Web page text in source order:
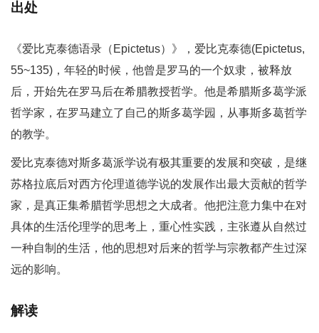
出处
《爱比克泰德语录（Epictetus）》，爱比克泰德(Epictetus,
55~135)，年轻的时候，他曾是罗马的一个奴隶，被释放
后，开始先在罗马后在希腊教授哲学。他是希腊斯多葛学派
哲学家，在罗马建立了自己的斯多葛学园，从事斯多葛哲学
的教学。
爱比克泰德对斯多葛派学说有极其重要的发展和突破，是继
苏格拉底后对西方伦理道德学说的发展作出最大贡献的哲学
家，是真正集希腊哲学思想之大成者。他把注意力集中在对
具体的生活伦理学的思考上，重心性实践，主张遵从自然过
一种自制的生活，他的思想对后来的哲学与宗教都产生过深
远的影响。
解读